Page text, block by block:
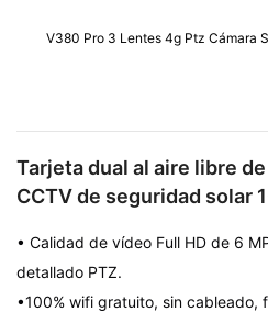
V380 Pro 3 Lentes 4g Ptz Cámara
Tarjeta dual al aire libre
CCTV de seguridad solar
• Calidad de vídeo Full HD de 6
detallado PTZ.
•100% wifi gratuito, sin cableado,